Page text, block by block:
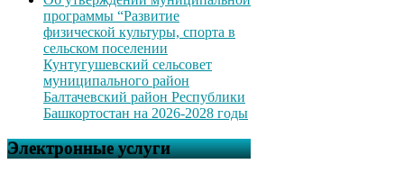
программы “Развитие
физической культуры, спорта в
сельском поселении
Кунтугушевский сельсовет
муниципального район
Балтачевский район Республики
Башкортостан на 2026-2028 годы
Электронные услуги